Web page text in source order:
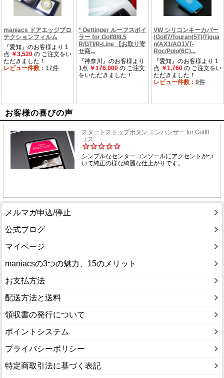
お客様の喜びの声
メルマガ申込/停止
公式ブログ
マイページ
maniacsの3つの魅力、15のメリット
お支払方法
配送方法と送料
領収書の発行について
ポイントシステム
プライバシーポリシー
特定商取引法に基づく表記